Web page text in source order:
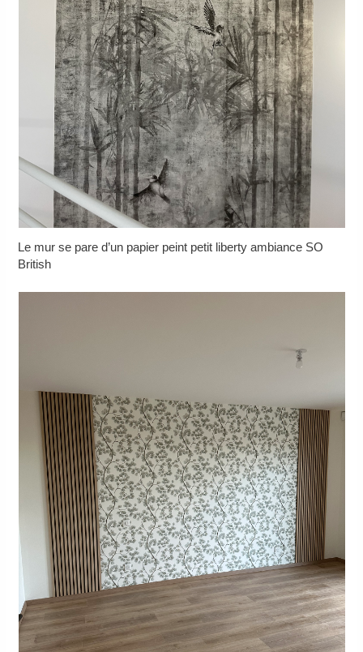
Le mur se pare d’un papier peint petit liberty ambiance SO
British